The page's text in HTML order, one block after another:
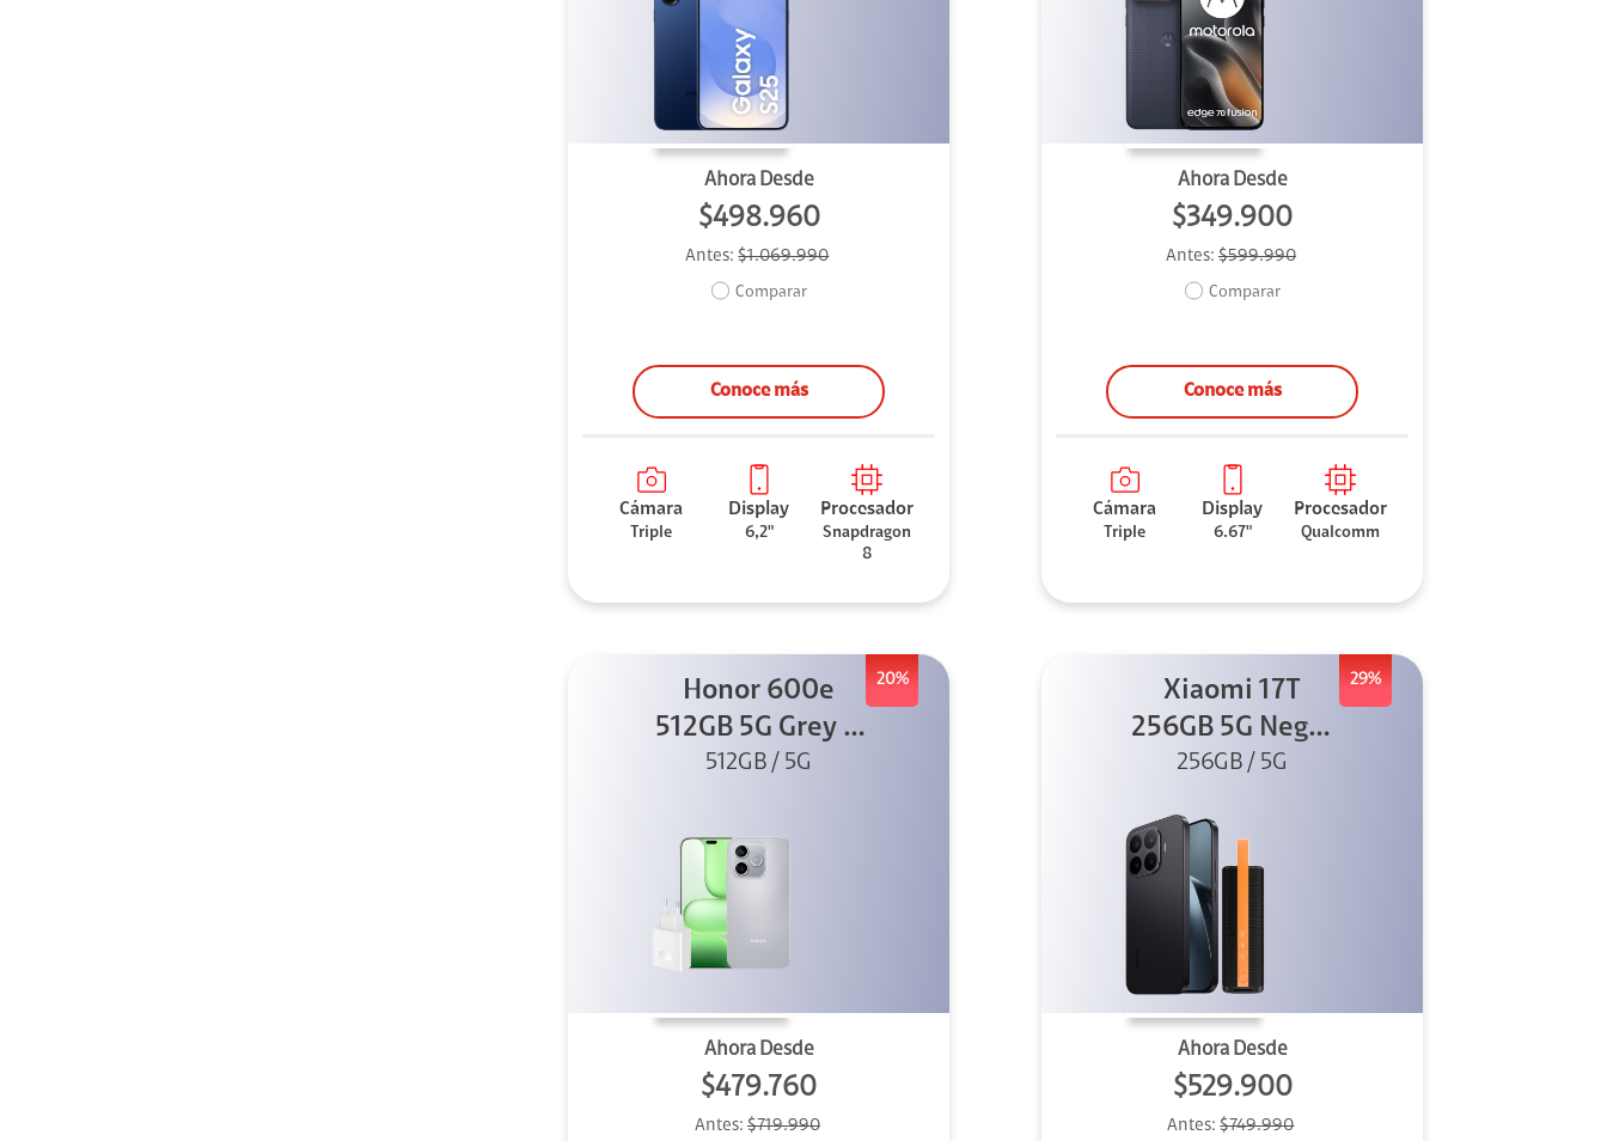
Ahora Desde
$498.960
Antes:$1.069.990
Comparar
Conoce más
Cámara
Triple
Display
6,2"
Procesador
Snapdragon
8
Ahora Desde
$349.900
Antes: $599.990
Comparar
Conoce más
Cámara
Triple
Display
6.67"
Procesador
Qualcomm
20%
Honor 600e
512GB 5G Grey +
45W
512GB / 5G
Ahora Desde
$479.760
Antes: $719.990
29%
Xiaomi 17T
256GB 5G Negro
+ Sound
256GB / 5G
Ahora Desde
$529.900
Antes:$749.990